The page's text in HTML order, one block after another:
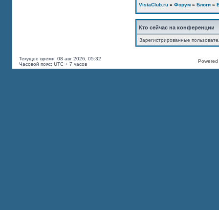
VistaClub.ru » Форум » Блоги »
Кто сейчас на конференции
Зарегистрированные
Текущее время: 08 авг 2026, 05:32
Часовой пояс: UTC + 7 часов